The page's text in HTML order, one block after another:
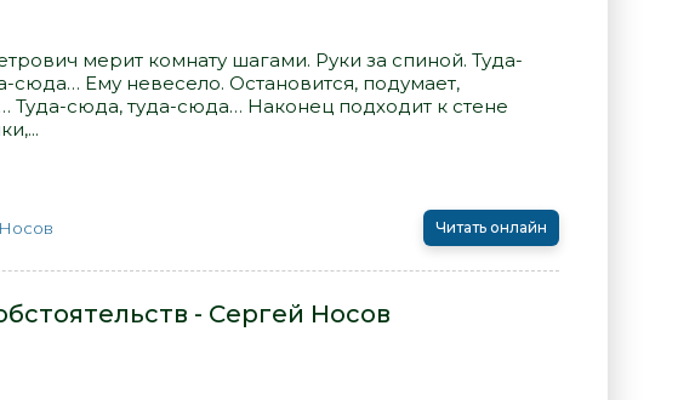
мерит комнату шагами. Руки за спиной. Туда-
сюда… Ему невесело. Остановится, подумает,
Туда-сюда, туда-сюда… Наконец подходит к стене
Читать онлайн
- Сергей Носов